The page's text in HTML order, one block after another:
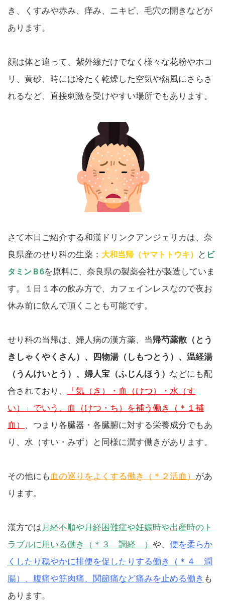
き、くすみや赤み、痒み、ニキビ、毛穴の開きなどが
あります。
顔は体と違って、紫外線だけでなく様々な花粉やホコ
リ、黄砂、時には冷たく乾燥した空気や熱風にさらさ
れるなど、直接刺激を受けやすい場所でもあります。
さて本日ご紹介する和漢ドリンクアンジェリカは、奈
良県産のせり科の生薬： 大和当帰（ヤマトトウキ） と ビ
タミンＢ6を原料に、奈良県の製薬会社が製造していま
す。１日１本の飲み方で、カフェインレスなので夜お
休み前に飲んで頂くことも可能です。
せり科の当帰は、婦人病の漢方薬、当帰芍薬散（とう
きしゃくやくさん）、四物湯（しもつとう）、温経湯
（うんけいとう）、婦人宝（ふじんほう） などにも配
合されており、
「気（き）・血（けつ）・水（す
い）」でいう、血（けつ・ち）を補う働き
（＊１補
血）
、つまり各臓器・各臓腑に対する栄養成分でもあ
り、水（すい・みず）と同様に潤す働きがあります。
その他にも 血の巡りをよくする働き（＊２活血） があ
ります。
漢方では 月経不順や月経困難症や妊娠時や出産時のト
ラブルに用いる働き（＊３ 調経 ） や、 便を柔らか
くしたり穏やかに排便を促したりする働き（＊４ 潤
腸）、腹痛や筋肉痛、関節痛など痛みを止める働き も
あります。